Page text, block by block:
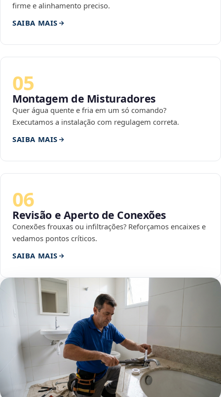
firme e alinhamento preciso.
SAIBA MAIS
05
Montagem de Misturadores
Quer água quente e fria em um só comando?
Executamos a instalação com regulagem correta.
SAIBA MAIS
06
Revisão e Aperto de Conexões
Conexões frouxas ou infiltrações? Reforçamos encaixes e
vedamos pontos críticos.
SAIBA MAIS